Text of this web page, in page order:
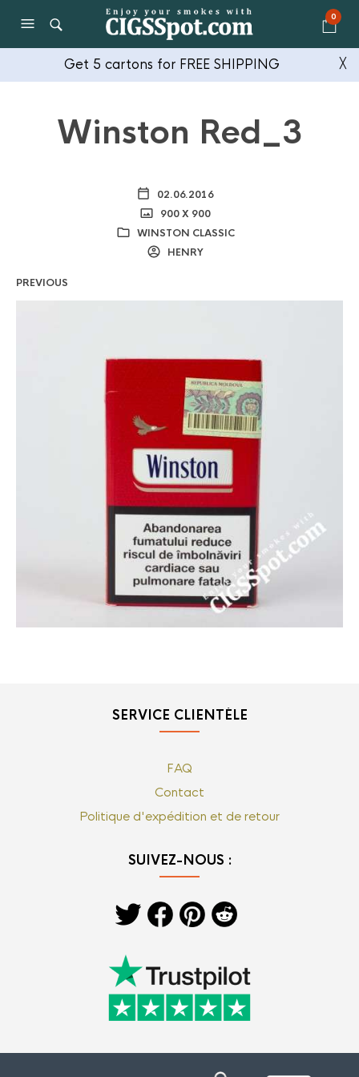
0
Get 5 cartons for FREE SHIPPING ╳
Winston Red_3
02.06.2016
900 X 900
WINSTON CLASSIC
HENRY
PREVIOUS
SERVICE CLIENTÈLE
FAQ
Contact
Politique d'expédition et de retour
SUIVEZ-NOUS :